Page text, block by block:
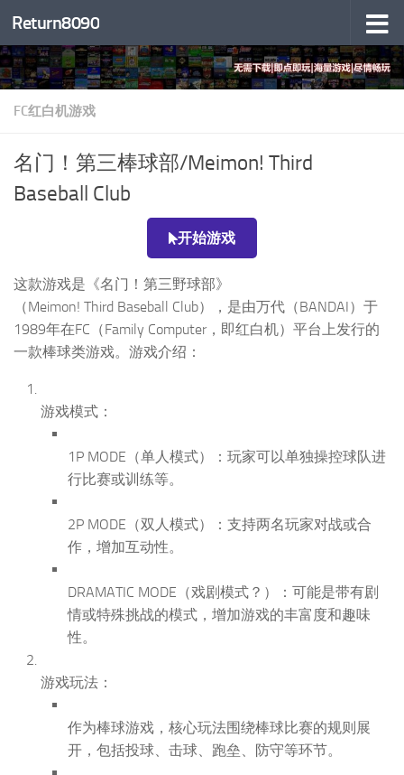
跳至内容
Return8090
FC红白机游戏
名门！第三棒球部/Meimon! Third
Baseball Club
开始游戏
这款游戏是《名门！第三野球部》
（Meimon! Third Baseball Club），是由万代（BANDAI）于
1989年在FC（Family Computer，即红白机）平台上发行的
一款棒球类游戏。游戏介绍：
游戏模式：
1P MODE（单人模式）：玩家可以单独操控球队进
行比赛或训练等。
2P MODE（双人模式）：支持两名玩家对战或合
作，增加互动性。
DRAMATIC MODE（戏剧模式？）：可能是带有剧
情或特殊挑战的模式，增加游戏的丰富度和趣味
性。
游戏玩法：
作为棒球游戏，核心玩法围绕棒球比赛的规则展
开，包括投球、击球、跑垒、防守等环节。